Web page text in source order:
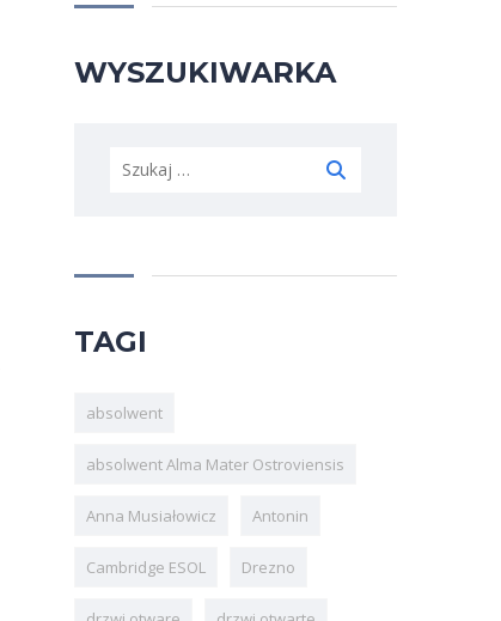
WYSZUKIWARKA
Szukaj:
TAGI
absolwent
absolwent Alma Mater Ostroviensis
Anna Musiałowicz Antonin
Cambridge ESOL Drezno